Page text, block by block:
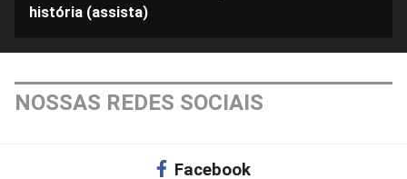
história (assista)
NOSSAS REDES SOCIAIS
Facebook